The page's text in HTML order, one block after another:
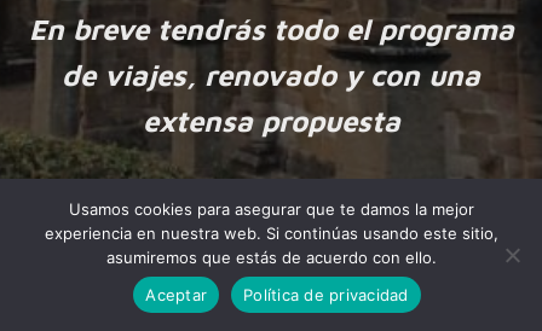
En breve tendrás todo el programa
de viajes, renovado y con una
extensa propuesta
Made byNiteoThemeswith love.
Usamos cookies para asegurar que te damos la mejor
experiencia en nuestra web. Si continúas usando este sitio,
asumiremos que estás de acuerdo con ello.
Aceptar
Política de privacidad